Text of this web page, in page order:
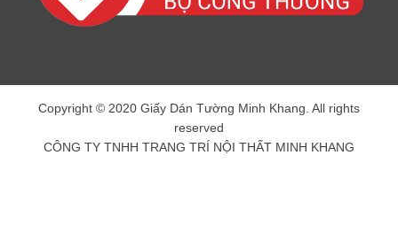
Copyright © 2020 Giấy Dán Tường Minh Khang. All rights
reserved
CÔNG TY TNHH TRANG TRÍ NỘI THẤT MINH KHANG